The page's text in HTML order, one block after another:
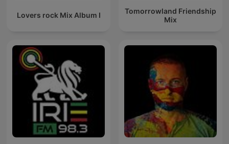
Lovers rock Mix Album I
Tomorrowland Friendship
Mix